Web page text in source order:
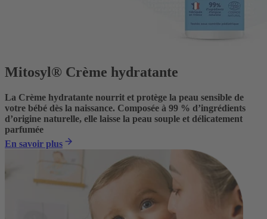
Mitosyl® Crème hydratante
La Crème hydratante nourrit et protège la peau sensible de
votre bébé dès la naissance. Composée à 99 % d’ingrédients
d’origine naturelle, elle laisse la peau souple et délicatement
parfumée
En savoir plus